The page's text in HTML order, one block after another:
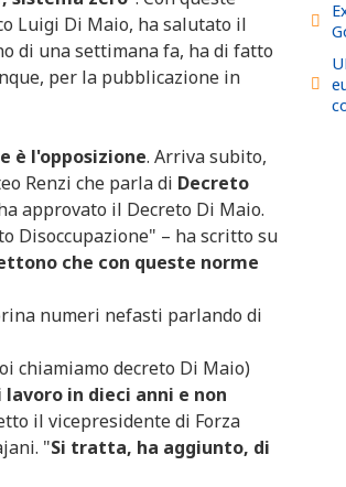
Luigi Di Maio, ha salutato il
di una settimana fa, ha di fatto
per la pubblicazione in
è l'opposizione. Arriva subito,
Renzi che parla di Decreto
approvato il Decreto Di Maio.
Disoccupazione" – ha scritto su
che con queste norme
numeri nefasti parlando di
chiamiamo decreto Di Maio)
in dieci anni e non
il vicepresidente di Forza
"Si tratta, ha aggiunto, di